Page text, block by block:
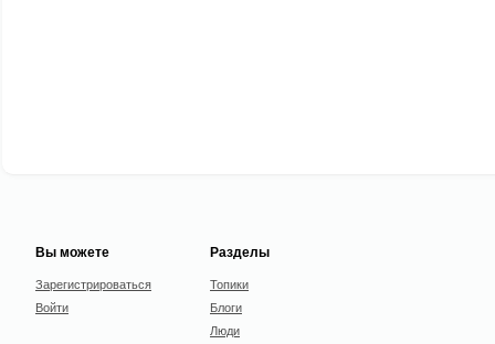
Вы можете
Зарегистрироваться
Войти
Разделы
Топики
Блоги
Люди